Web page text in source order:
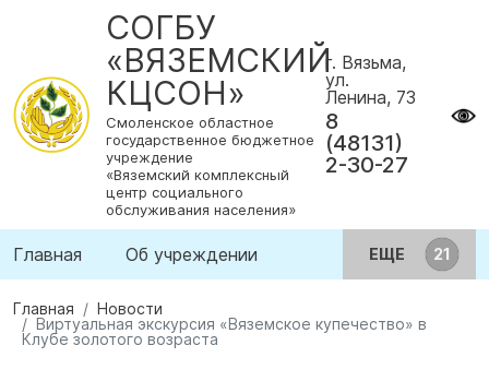
СОГБУ
«ВЯЗЕМСКИЙ
КЦСОН»
Смоленское областное
государственное бюджетное
учреждение
«Вяземский комплексный
центр социального
обслуживания населения»
г. Вязьма,
ул.
Ленина, 73
8
(48131)
2-30-27
Главная Об учреждении ЕЩЕ
Главная
Новости
Виртуальная экскурсия «Вяземское купечество» в
Клубе золотого возраста